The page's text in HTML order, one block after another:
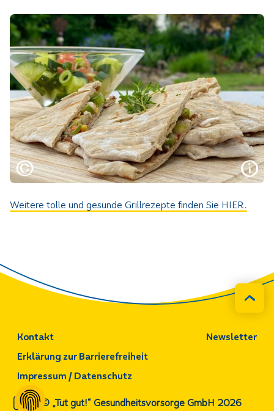
Weitere tolle und gesunde Grillrezepte finden Sie HIER.
Kontakt Newsletter
Impressum / Datenschutz
Erklärung zur Barrierefreiheit
© „Tut gut!“ Gesundheitsvorsorge GmbH 2026